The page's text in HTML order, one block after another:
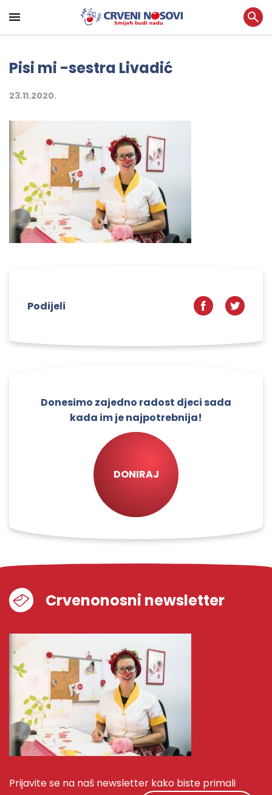
Pisi mi -sestra Livadić
23.11.2020.
Podijeli
Donesimo zajedno radost djeci sada
kada im je najpotrebnija!
DONIRAJ
Crvenonosni newsletter
Prijavite se na naš newsletter kako biste primali